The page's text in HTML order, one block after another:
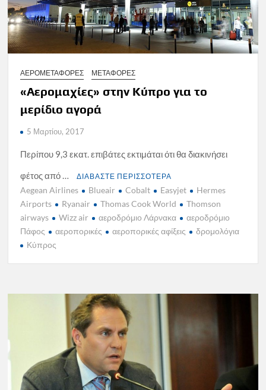
ΑΕΡΟΜΕΤΑΦΟΡΕΣ ΜΕΤΑΦΟΡΕΣ
«Αερομαχίες» στην Κύπρο για το
μερίδιο αγορά
5 Μαρτίου, 2017
Περίπου 9,3 εκατ. επιβάτες εκτιμάται ότι θα διακινήσει
φέτος από …
ΔΙΑΒΑΣΤΕ ΠΕΡΙΣΣΟΤΕΡΑ
Aegean Airlines Blueair Cobalt Easyjet
Hermes
Airports
Ryanair Thomas Cook World
Thomson
airways
Wizz air αεροδρόμιο Λάρνακα
αεροδρόμιο
Πάφος
αεροπορικές αεροπορικές αφίξεις
δρομολόγια
Κύπρος